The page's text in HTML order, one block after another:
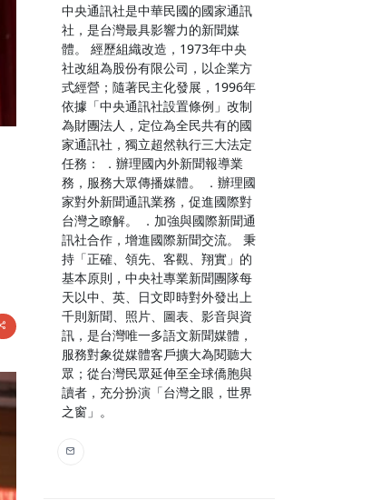
中央通訊社是中華民國的國家通訊
社，是台灣最具影響力的新聞媒
體。 經歷組織改造，1973年中央
社改組為股份有限公司，以企業方
式經營；隨著民主化發展，1996年
依據「中央通訊社設置條例」改制
為財團法人，定位為全民共有的國
家通訊社，獨立超然執行三大法定
任務： ．辦理國內外新聞報導業
務，服務大眾傳播媒體。 ．辦理國
家對外新聞通訊業務，促進國際對
台灣之瞭解。 ．加強與國際新聞通
訊社合作，增進國際新聞交流。 秉
持「正確、領先、客觀、翔實」的
基本原則，中央社專業新聞團隊每
天以中、英、日文即時對外發出上
千則新聞、照片、圖表、影音與資
訊，是台灣唯一多語文新聞媒體，
服務對象從媒體客戶擴大為閱聽大
眾；從台灣民眾延伸至全球僑胞與
讀者，充分扮演「台灣之眼，世界
之窗」。